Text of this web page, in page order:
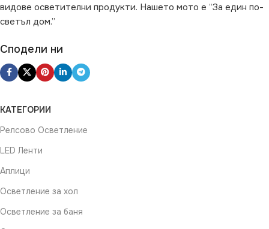
видове осветителни продукти. Нашето мото е “За един по-
светъл дом.”
Сподели ни
КАТЕГОРИИ
Релсово Осветление
LED Ленти
Аплици
Осветление за хол
Осветление за баня